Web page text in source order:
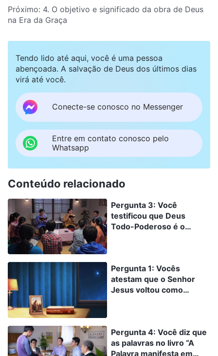
Próximo: 4. O objetivo e significado da obra de Deus
na Era da Graça
Tendo lido até aqui, você é uma pessoa
abençoada. A salvação de Deus dos últimos dias
virá até você.
Conecte-se conosco no Messenger
Entre em contato conosco pelo
Whatsapp
Conteúdo relacionado
Pergunta 3: Você
testificou que Deus
Todo-Poderoso é o
palavras. Mas na Coreia
do Sul há algumas
pessoas que fingem o
também escreveram
alguns livros. Algumas
Pergunta 1: Vocês
atestam que o Senhor
Jesus voltou como
realizando o julgamento
nos últimos dias.Como
Pergunta 4: Você diz que
as palavras no livro “A
Palavra manifesta em